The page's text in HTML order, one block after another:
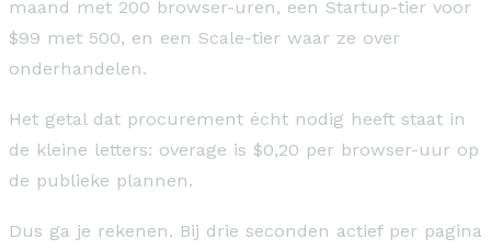
maand met 200 browser-uren, een Startup-tier voor
$99 met 500, en een Scale-tier waar ze over
onderhandelen.
Het getal dat procurement écht nodig heeft staat in
de kleine letters: overage is $0,20 per browser-uur op
de publieke plannen.
Dus ga je rekenen. Bij drie seconden actief per pagina